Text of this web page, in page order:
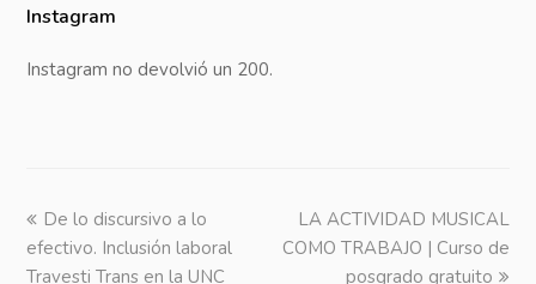
Instagram
Instagram no devolvió un 200.
previous
post:
De lo discursivo a lo
efectivo. Inclusión laboral
Travesti Trans en la UNC
next
post:
LA ACTIVIDAD MUSICAL
COMO TRABAJO | Curso de
posgrado gratuito